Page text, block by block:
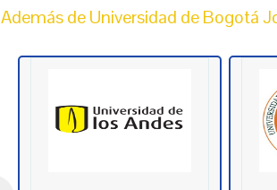
Además de Universidad de Bogotá